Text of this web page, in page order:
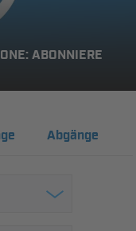
ABONNIERE
Abgänge